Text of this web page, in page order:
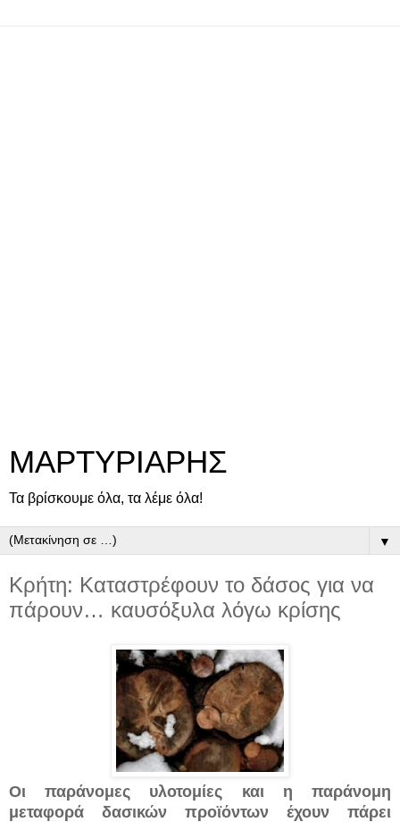
ΜΑΡΤΥΡΙΑΡΗΣ
Τα βρίσκουμε όλα, τα λέμε όλα!
▼
Κρήτη: Καταστρέφουν το δάσος για να
πάρουν… καυσόξυλα λόγω κρίσης
Οι παράνομες υλοτομίες και η παράνομη
μεταφορά δασικών προϊόντων έχουν πάρει